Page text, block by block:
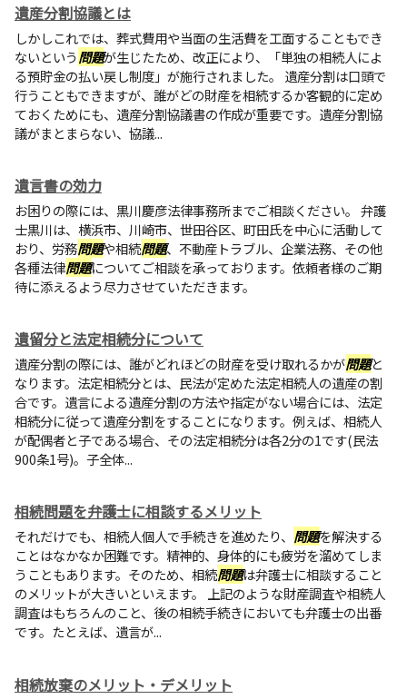
遺産分割協議とは
しかしこれでは、葬式費用や当面の生活費を工面することもでき
ないという問題が生じたため、改正により、「単独の相続人によ
る預貯金の払い戻し制度」が施行されました。 遺産分割は口頭で
行うこともできますが、誰がどの財産を相続するか客観的に定め
ておくためにも、遺産分割協議書の作成が重要です。遺産分割協
議がまとまらない、協議...
遺言書の効力
お困りの際には、黒川慶彦法律事務所までご相談ください。 弁護
士黒川は、横浜市、川崎市、世田谷区、町田氏を中心に活動して
おり、労務問題や相続問題、不動産トラブル、企業法務、その他
各種法律問題についてご相談を承っております。依頼者様のご期
待に添えるよう尽力させていただきます。
遺留分と法定相続分について
遺産分割の際には、誰がどれほどの財産を受け取れるかが問題と
なります。法定相続分とは、民法が定めた法定相続人の遺産の割
合です。遺言による遺産分割の方法や指定がない場合には、法定
相続分に従って遺産分割をすることになります。例えば、相続人
が配偶者と子である場合、その法定相続分は各2分の1です(民法
900条1号)。子全体...
相続問題を弁護士に相談するメリット
それだけでも、相続人個人で手続きを進めたり、 問題を解決する
ことはなかなか困難です。精神的、身体的にも疲労を溜めてしま
うこともあります。そのため、相続問題は弁護士に相談すること
のメリットが大きいといえます。 上記のような財産調査や相続人
調査はもちろんのこと、後の相続手続きにおいても弁護士の出番
です。たとえば、遺言が...
相続放棄のメリット・デメリット